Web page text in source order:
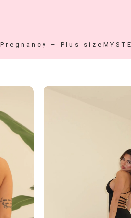
Pregnancy – Plus size